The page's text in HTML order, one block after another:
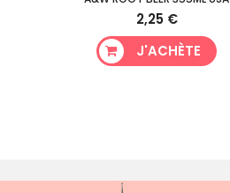
2,25 €
J'ACHÈTE